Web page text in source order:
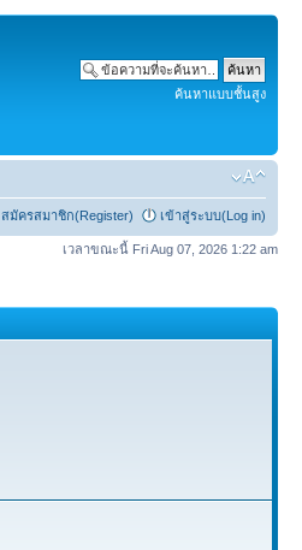
ค้นหาแบบชั้นสูง
สมัครสมาชิก(Register) เข้าสู่ระบบ(Log in)
เวลาขณะนี้ Fri Aug 07, 2026 1:22 am